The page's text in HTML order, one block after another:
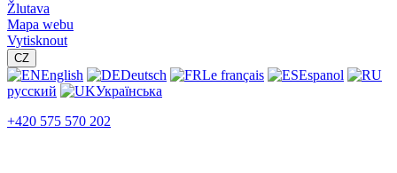
Žlutava
Mapa webu
Vytisknout
CZ
English Deutsch Le français
Espanol
русский
Українська
+420 575 570 202